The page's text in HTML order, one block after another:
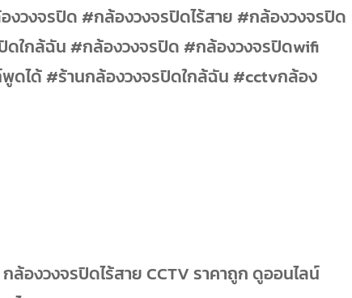
วงจรปิด #กล้องวงจรปิดไร้สาย #กล้องวงจรปิด
ใกล้ฉัน #กล้องวงจรปิด #กล้องวงจรปิดwifi
ดได้ #ร้านกล้องวงจรปิดใกล้ฉัน #cctvกล้อง
องวงจรปิดไร้สาย CCTV ราคาถูก ดูออนไลน์